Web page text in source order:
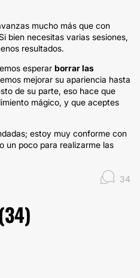
mucho más que con
bien necesitas varias sesiones,
resultados.
esperar borrar las
mejorar su apariencia hasta
de su parte, eso hace que
mágico, y que aceptes
estoy muy conforme con
un poco para realizarme las
34
34)